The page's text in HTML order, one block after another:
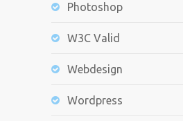
Photoshop
W3C Valid
Webdesign
Wordpress